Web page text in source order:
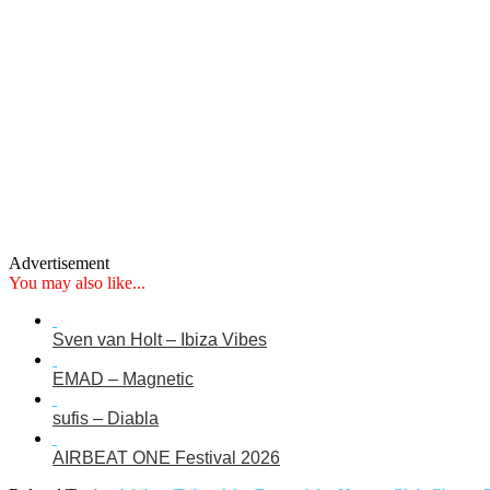
Advertisement
You may also like...
Sven van Holt – Ibiza Vibes
EMAD – Magnetic
sufis – Diabla
AIRBEAT ONE Festival 2026